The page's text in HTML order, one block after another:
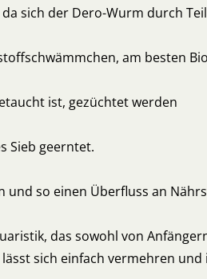
sich der Dero-Wurm durch
am besten
ist, gezüchtet werden
Sieb geerntet.
so einen Überfluss an
das sowohl von
sich einfach vermehren